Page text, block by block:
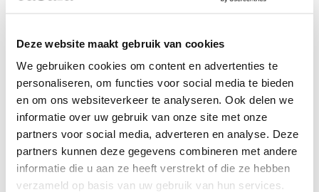
Deze website maakt gebruik van cookies
We gebruiken cookies om content en advertenties te
personaliseren, om functies voor social media te bieden
en om ons websiteverkeer te analyseren. Ook delen we
informatie over uw gebruik van onze site met onze
partners voor social media, adverteren en analyse. Deze
partners kunnen deze gegevens combineren met andere
informatie die u aan ze heeft verstrekt of die ze hebben
verzameld op basis van uw gebruik van hun services.
Blijf op de hoogte
Ontvang de laatste updates